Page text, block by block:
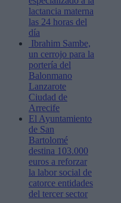
lactancia materna
las 24 horas del
día
Ibrahim Sambe,
un cerrojo para la
portería del
Balonmano
Lanzarote
Ciudad de
Arrecife
El Ayuntamiento
de San
Bartolomé
destina 103.000
euros a reforzar
la labor social de
catorce entidades
del tercer sector